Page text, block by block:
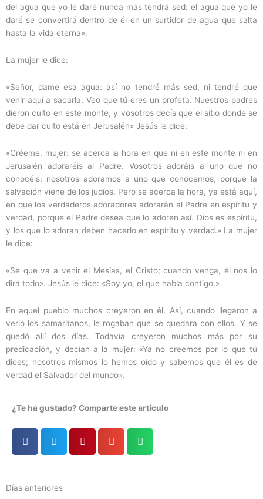
del agua que yo le daré nunca más tendrá sed: el agua que yo le
daré se convertirá dentro de él en un surtidor de agua que salta
hasta la vida eterna».
La mujer le dice:
«Señor, dame esa agua: así no tendré más sed, ni tendré que
venir aquí a sacarla. Veo que tú eres un profeta. Nuestros padres
dieron culto en este monte, y vosotros decís que el sitio donde se
debe dar culto está en Jerusalén» Jesús le dice:
«Créeme, mujer: se acerca la hora en que ni en este monte ni en
Jerusalén adoraréis al Padre. Vosotros adoráis a uno que no
conocéis; nosotros adoramos a uno que conocemos, porque la
salvación viene de los judíos. Pero se acerca la hora, ya está aquí,
en que los verdaderos adoradores adorarán al Padre en espíritu y
verdad, porque el Padre desea que lo adoren así. Dios es espíritu,
y los que lo adoran deben hacerlo en espíritu y verdad.» La mujer
le dice:
«Sé que va a venir el Mesías, el Cristo; cuando venga, él nos lo
dirá todo». Jesús le dice: «Soy yo, el que habla contigo.»
En aquel pueblo muchos creyeron en él. Así, cuando llegaron a
verlo los samaritanos, le rogaban que se quedara con ellos. Y se
quedó allí dos días. Todavía creyeron muchos más por su
predicación, y decían a la mujer: «Ya no creemos por lo que tú
dices; nosotros mismos lo hemos oído y sabemos que él es de
verdad el Salvador del mundo».
¿Te ha gustado? Comparte este artículo
Días anteriores